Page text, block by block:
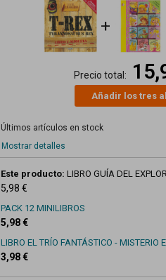
+
Precio total:
Añadir los tres
Últimos artículos en stock
Mostrar detalles
Este producto: LIBRO GUÍA DEL
5,98 €
PACK 12 MINILIBROS
5,98 €
LIBRO EL TRÍO FANTÁSTICO - MISTERIO
3,98 €